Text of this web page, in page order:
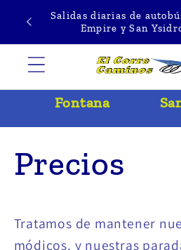
directamente
al contenido
Servicio a Ontario y
disponible
Fontana
Precios
Tratamos de mantener
módicos. y nuestras